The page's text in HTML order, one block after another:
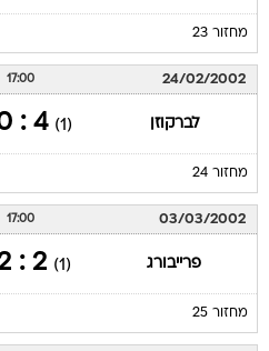
מחזור 23
24/02/2002
17:00
לברקוזן (1)
4 : 0
מחזור 24
03/03/2002
17:00
פרייבורג (1)
2 : 2
מחזור 25